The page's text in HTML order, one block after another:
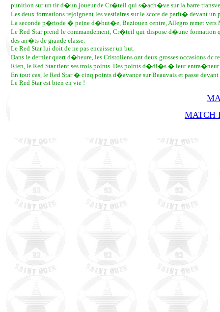
punition sur un tir d�un joueur de Cr�teil qui s�ach�ve sur la barre
Les deux formations rejoignent les vestiaires sur le score de parit� devant un
La seconde p�riode � peine d�but�e, Beziouen centre, Allegro remet
Le Red Star prend le commandement, Cr�teil qui dispose d�une
des arr�ts de grande classe.
Le Red Star lui doit de ne pas encaisser un but.
Dans le dernier quart d�heure, les Cristoliens ont deux grosses occasions dc
Rien, le Red Star tient ses trois points. Des points d�di�s � leur
En tout cas, le Red Star � cinq points d�avance sur Beauvais et passe
Le Red Star est bien en vie !
MATCH